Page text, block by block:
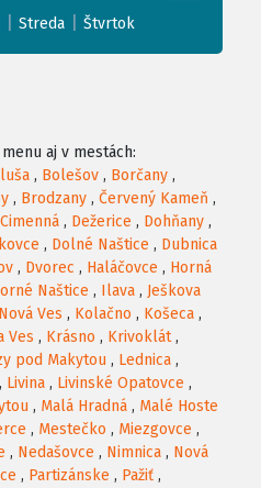
Streda Štvrtok
aj v mestách:
, Bolešov , Borčany ,
, Brodzany , Červený Kameň ,
Cimenná , Dežerice , Dohňany ,
, Dolné Naštice , Dubnica
, Dvorec , Haláčovce , Horná
Naštice , Ilava , Ješkova
Ves , Kolačno , Košeca ,
Ves , Krásno , Krivoklát,
pod Makytou , Lednica ,
, Livina , Livinské Opatovce ,
, Malá Hradná , Malé Hoste
, Mestečko , Miezgovce ,
, Nedašovce , Nimnica , Nová
, Partizánske , Pažiť ,